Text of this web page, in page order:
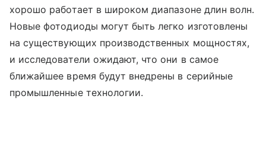
хорошо работает в широком диапазоне длин волн.
Новые фотодиоды могут быть легко изготовлены
на существующих производственных мощностях,
и исследователи ожидают, что они в самое
ближайшее время будут внедрены в серийные
промышленные технологии.